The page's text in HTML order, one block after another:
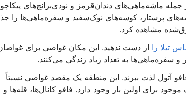
ماشه‌ماهی‌های دندان‌قرمز و نودی‌برانچ‌های پیکاچو
پرستار، کوسه‌های نوک‌سفید و سفره‌ماهی‌ها را
مشاهده کرد.
تیلا را از دست ندهید. این مکان غواصی برای
سفره‌ماهی‌ها به تعداد زیاد زندگی می‌کنند.
آتول لذت ببرند. این منطقه یک مقصد غواصی نسبتاً
برای اولین بار وجود دارد. فافو کانال‌ها، قله‌ها و